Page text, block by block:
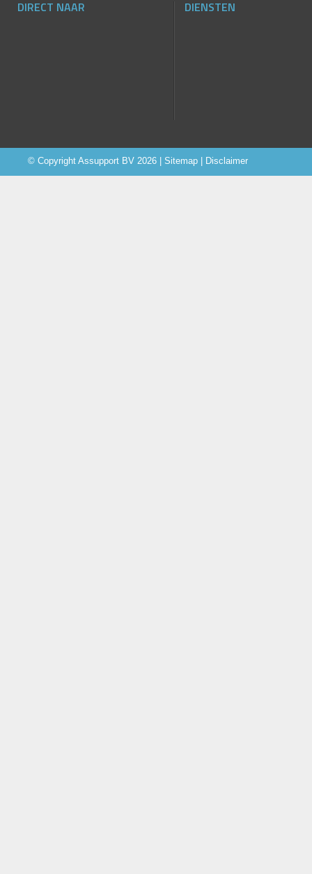
DIRECT NAAR DIENSTEN
© Copyright Assupport BV 2026 | Sitemap Disclaimer